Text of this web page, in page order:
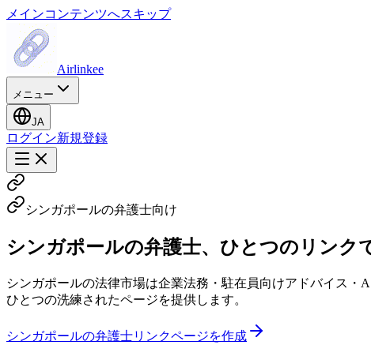
メインコンテンツへスキップ
Airlinkee
メニュー
JA
ログイン新規登録
シンガポールの弁護士向け
シンガポールの弁護士、ひとつのリンク
シンガポールの法律市場は企業法務・駐在員向けアドバイス
ひとつの洗練されたページを提供します。
シンガポールの弁護士リンクページを作成